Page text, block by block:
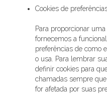
Cookies de
Para proporcionar
fornecemos a
preferências de como
o usa. Para lembrar
definir cookies para
chamadas sempre
for afetada por suas